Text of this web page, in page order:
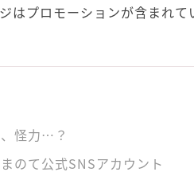
はプロモーションが含まれて
怪力…？
のて公式SNSアカウント